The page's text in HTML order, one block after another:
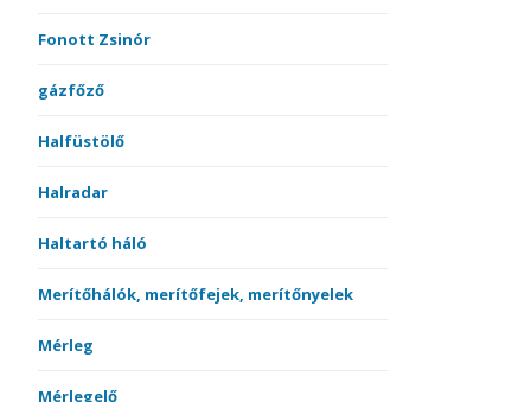
Fonott Zsinór
gázfőző
Halfüstölő
Halradar
Haltartó háló
Merítőhálók, merítőfejek, merítőnyelek
Mérleg
Mérlegelő